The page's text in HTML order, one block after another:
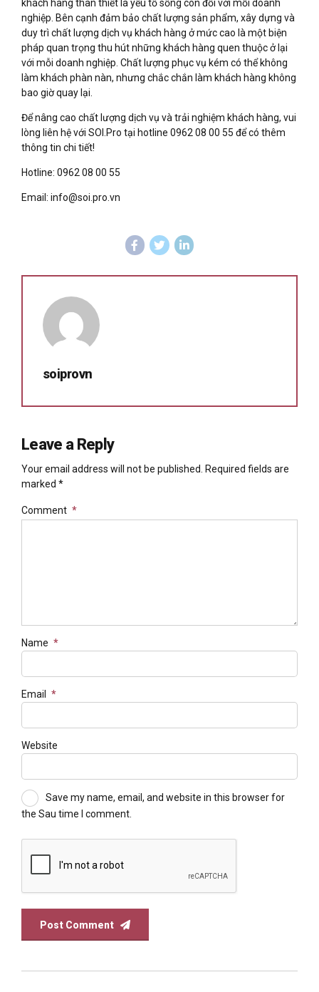
khách hàng thân thiết là yếu tố sống còn đối với mỗi doanh
nghiệp. Bên cạnh đảm bảo chất lượng sản phẩm, xây dựng và
duy trì chất lượng dịch vụ khách hàng ở mức cao là một biện
pháp quan trọng thu hút những khách hàng quen thuộc ở lại
với mỗi doanh nghiệp. Chất lượng phục vụ kém có thể không
làm khách phàn nàn, nhưng chắc chắn làm khách hàng không
bao giờ quay lại.
Để nâng cao chất lượng dịch vụ và trải nghiệm khách hàng, vui
lòng liên hệ với SOI.Pro tại hotline 0962 08 00 55 để có thêm
thông tin chi tiết!
Hotline: 0962 08 00 55
Email: info@soi.pro.vn
soiprovn
Leave a Reply
Your email address will not be published. Required fields are
marked *
Comment *
Name *
Email *
Website
Save my name, email, and website in this browser for
the Sau time I comment.
Post Comment